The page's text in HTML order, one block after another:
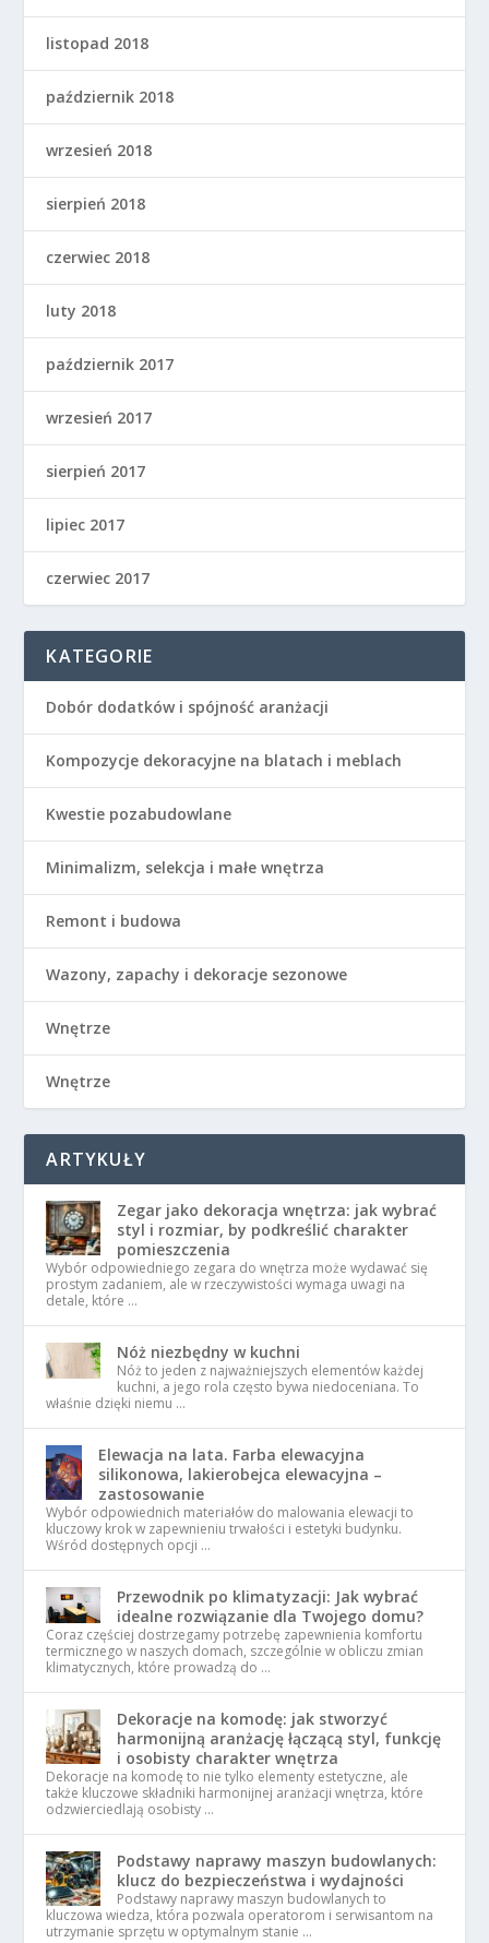
listopad 2018
październik 2018
wrzesień 2018
sierpień 2018
czerwiec 2018
luty 2018
październik 2017
wrzesień 2017
sierpień 2017
lipiec 2017
czerwiec 2017
KATEGORIE
Dobór dodatków i spójność aranżacji
Kompozycje dekoracyjne na blatach i meblach
Kwestie pozabudowlane
Minimalizm, selekcja i małe wnętrza
Remont i budowa
Wazony, zapachy i dekoracje sezonowe
Wnętrze
Wnętrze
ARTYKUŁY
Zegar jako dekoracja wnętrza: jak wybrać
styl i rozmiar, by podkreślić charakter
pomieszczenia
Wybór odpowiedniego zegara do wnętrza może wydawać się
prostym zadaniem, ale w rzeczywistości wymaga uwagi na
detale, które …
Nóż niezbędny w kuchni
Nóż to jeden z najważniejszych elementów każdej
kuchni, a jego rola często bywa niedoceniana. To
właśnie dzięki niemu …
Elewacja na lata. Farba elewacyjna
silikonowa, lakierobejca elewacyjna –
zastosowanie
Wybór odpowiednich materiałów do malowania elewacji to
kluczowy krok w zapewnieniu trwałości i estetyki budynku.
Wśród dostępnych opcji …
Przewodnik po klimatyzacji: Jak wybrać
idealne rozwiązanie dla Twojego domu?
Coraz częściej dostrzegamy potrzebę zapewnienia komfortu
termicznego w naszych domach, szczególnie w obliczu zmian
klimatycznych, które prowadzą do …
Dekoracje na komodę: jak stworzyć
harmonijną aranżację łączącą styl, funkcję
i osobisty charakter wnętrza
Dekoracje na komodę to nie tylko elementy estetyczne, ale
także kluczowe składniki harmonijnej aranżacji wnętrza, które
odzwierciedlają osobisty …
Podstawy naprawy maszyn budowlanych:
klucz do bezpieczeństwa i wydajności
Podstawy naprawy maszyn budowlanych to
kluczowa wiedza, która pozwala operatorom i serwisantom na
utrzymanie sprzętu w optymalnym stanie …